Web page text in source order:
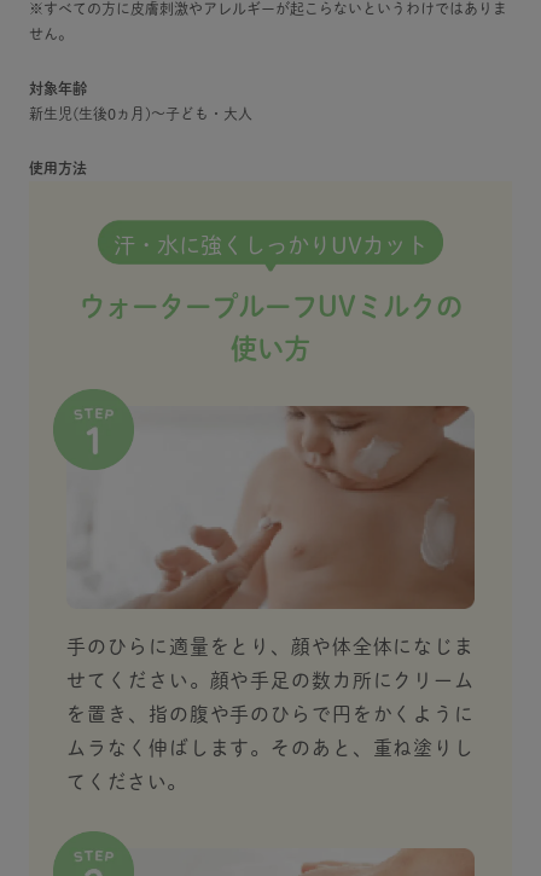
※すべての方に皮膚刺激やアレルギーが起こらないというわけではありま
せん。
対象年齢
新生児(生後0ヵ月)～子ども・大人
使用方法
汗・水に強くしっかりUVカット
ウォータープルーフUVミルクの
使い方
手のひらに適量をとり、顔や体全体になじま
せてください。顔や手足の数カ所にクリーム
を置き、指の腹や手のひらで円をかくように
ムラなく伸ばします。そのあと、重ね塗りし
てください。